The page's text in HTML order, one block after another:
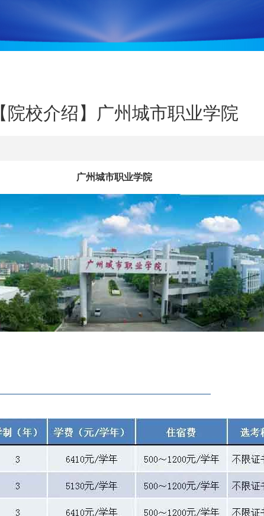
【院校介绍】广州城市职业学院
广州城市职业学院